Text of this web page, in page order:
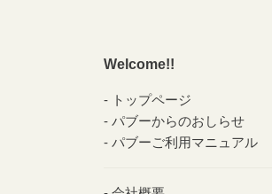
Welcome!!
トップページ
パブーからのおしらせ
パブーご利用マニュアル